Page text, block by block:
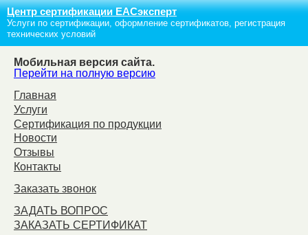
Центр сертификации ЕАСэксперт
Услуги по сертификации, оформление сертификатов, регистрация
технических условий
Мобильная версия сайта.
Перейти на полную версию
Главная
Услуги
Сертификация по продукции
Новости
Отзывы
Контакты
Заказать звонок
ЗАДАТЬ ВОПРОС
ЗАКАЗАТЬ СЕРТИФИКАТ